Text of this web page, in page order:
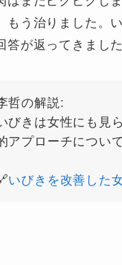
もう治りました。
答が返ってきました
哲の解説:
びきは女性にも見
アプローチについ
いびきを改善した